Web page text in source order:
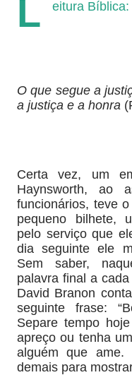
L eitura
O que segue a
a justiça e a honra
Certa vez, um
Haynsworth, ao
funcionários, teve
pequeno bilhete,
pelo serviço que
dia seguinte ele
Sem saber,
palavra final a
David Branon
seguinte frase:
Separe tempo
apreço ou tenha
alguém que
demais para